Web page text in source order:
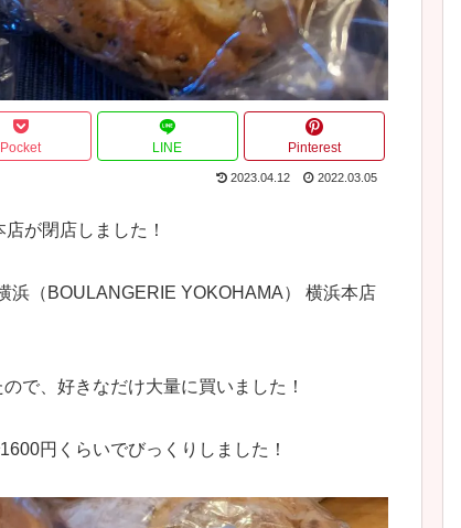
Pocket LINE Pinterest
2023.04.12 2022.03.05
が閉店しました！
浜（BOULANGERIE YOKOHAMA） 横浜本店
で、好きなだけ大量に買いました！
円くらいでびっくりしました！